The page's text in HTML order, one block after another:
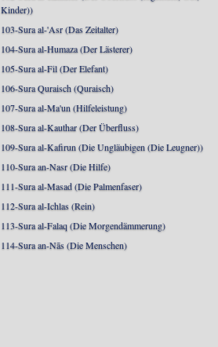
Kinder))
103-Sura al-'Asr (Das Zeitalter)
104-Sura al-Humaza (Der Lästerer)
105-Sura al-Fil (Der Elefant)
106-Sura Quraisch (Quraisch)
107-Sura al-Ma'un (Hilfeleistung)
108-Sura al-Kauthar (Der Überfluss)
109-Sura al-Kafirun (Die Ungläubigen (Die Leugner))
110-Sura an-Nasr (Die Hilfe)
111-Sura al-Masad (Die Palmenfaser)
112-Sura al-Ichlas (Rein)
113-Sura al-Falaq (Die Morgendämmerung)
114-Sura an-Nās (Die Menschen)